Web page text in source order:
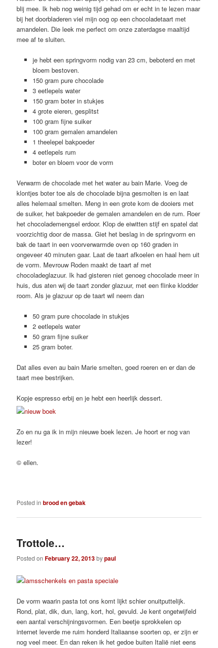
blij mee. Ik heb nog weinig tijd gehad om er echt in te lezen maar
bij het doorbladeren viel mijn oog op een chocoladetaart met
amandelen. Die leek me perfect om onze zaterdagse maaltijd
mee af te sluiten.
je hebt een springvorm nodig van 23 cm, beboterd en met
bloem bestoven.
150 gram pure chocolade
3 eetlepels water
150 gram boter in stukjes
4 grote eieren, gesplitst
100 gram fijne suiker
100 gram gemalen amandelen
1 theelepel bakpoeder
4 eetlepels rum
boter en bloem voor de vorm
Verwarm de chocolade met het water au bain Marie. Voeg de
klontjes boter toe als de chocolade bijna gesmolten is en laat
alles helemaal smelten. Meng in een grote kom de dooiers met
de suiker, het bakpoeder de gemalen amandelen en de rum. Roer
het chocolademengsel erdoor. Klop de eiwitten stijf en spatel dat
voorzichtig door de massa. Giet het beslag in de springvorm en
bak de taart in een voorverwarmde oven op 160 graden in
ongeveer 40 minuten gaar. Laat de taart afkoelen en haal hem uit
de vorm. Mevrouw Roden maakt de taart af met
chocoladeglazuur. Ik had gisteren niet genoeg chocolade meer in
huis, dus aten wij de taart zonder glazuur, met een flinke klodder
room. Als je glazuur op de taart wil neem dan
50 gram pure chocolade in stukjes
2 eetlepels water
50 gram fijne suiker
25 gram boter.
Dat alles even au bain Marie smelten, goed roeren en er dan de
taart mee bestrijken.
Kopje espresso erbij en je hebt een heerlijk dessert.
Zo en nu ga ik in mijn nieuwe boek lezen. Je hoort er nog van
lezer!
© ellen.
Posted in brood en gebak
Trottole…
Posted onFebruary 22, 2013bypaul
De vorm waarin pasta tot ons komt lijkt schier onuitputtelijk.
Rond, plat, dik, dun, lang, kort, hol, gevuld. Je kent ongetwijfeld
een aantal verschijningsvormen. Een beetje sprokkelen op
internet leverde me ruim honderd Italiaanse soorten op, er zijn er
nog veel meer. En dan reken ik het gedoe buiten Italië niet eens